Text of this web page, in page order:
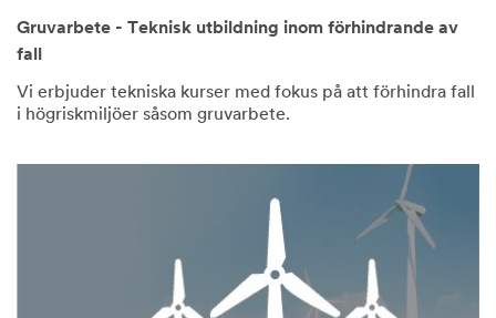
Gruvarbete - Teknisk utbildning inom förhindrande av
fall
Vi erbjuder tekniska kurser med fokus på att förhindra fall
i högriskmiljöer såsom gruvarbete.